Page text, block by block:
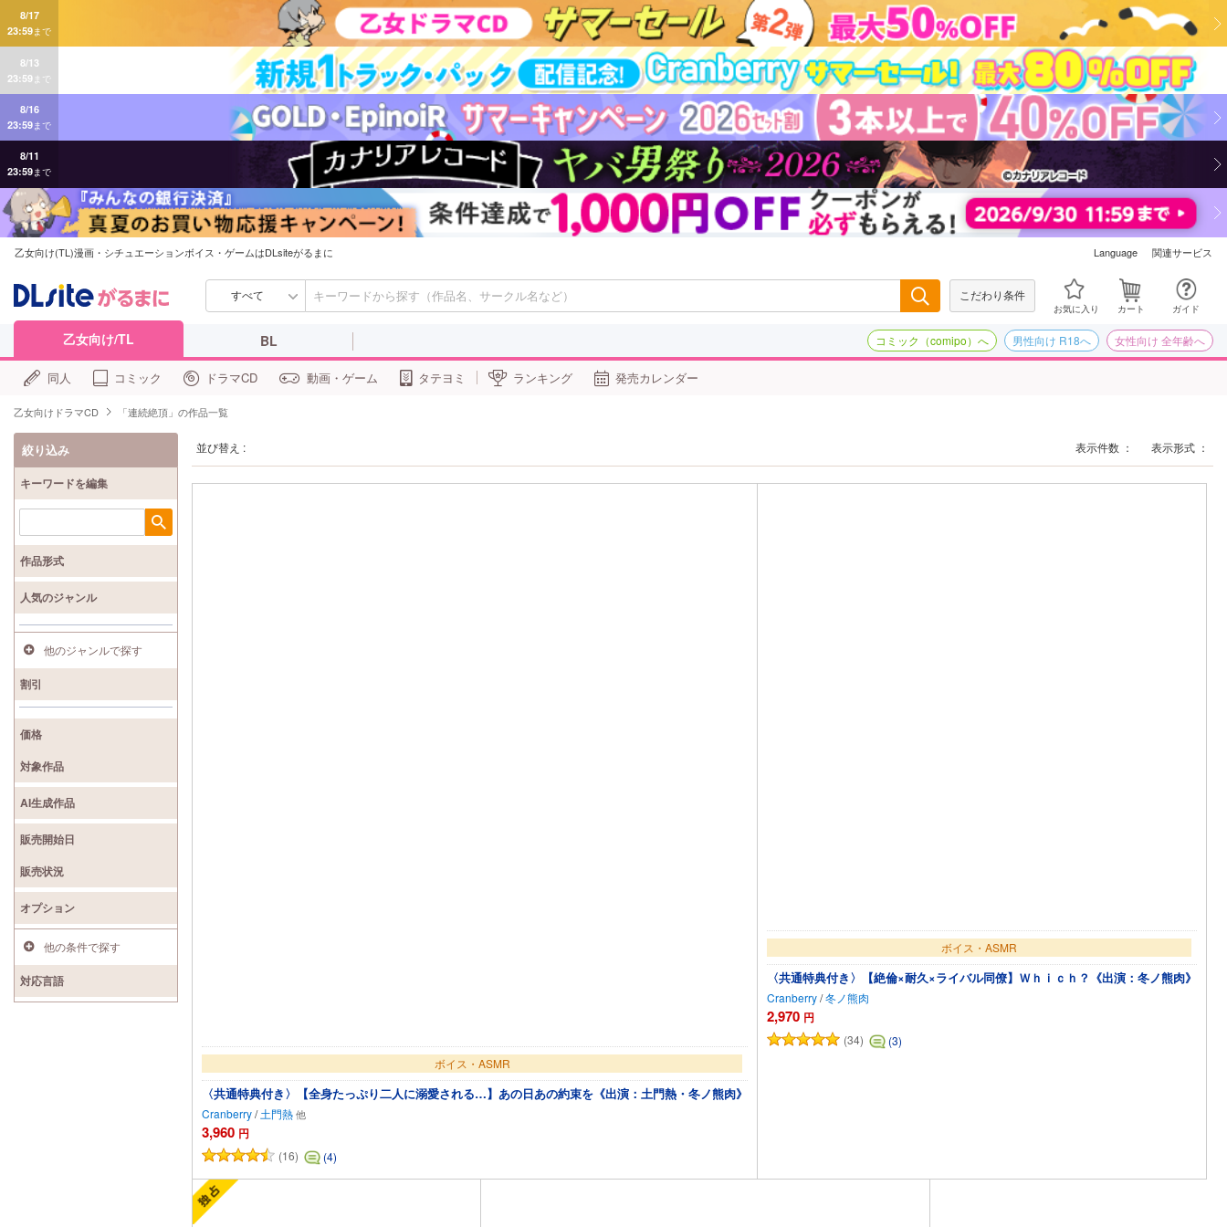
8/17
23:59まで
8/13
23:59 まで
8/16
23:59まで
8/11
23:59まで
乙女向け(TL)漫画・シチュエーションボイス・ゲームはDLsiteがるまに Language 関連サービス
すべて こだわり条件
お気に入り カート ガイド
乙女向け/TL BL コミック（comipo）へ 男性向け R18へ 女性向け 全年齢へ
同人 コミック ドラマCD 動画・ゲーム タテヨミ ランキング 発売カレンダー
乙女向けドラマCD 「連続絶頂」の作品一覧
並び替え : 表示形式 ：
表示件数 ：
ボイス・ASMR
〈共通特典付き〉【全身たっぷり二人に溺愛される…】あの日あの約束を《出演：土門熱・冬ノ熊肉》
Cranberry/ 土門熱
3,960 円
(16) (4)
ボイス・ASMR
〈共通特典付き〉【絶倫×耐久×ライバル同僚】Ｗｈｉｃｈ？《出演：冬ノ熊肉》
Cranberry/冬ノ熊肉
2,970 円
(34) (3)
絞り込み
キーワードを編集
検索
作品形式
人気のジャンル
他のジャンルで探す
割引
価格
対象作品
AI生成作品
販売開始日
販売状況
オプション
他の条件で探す
対応言語